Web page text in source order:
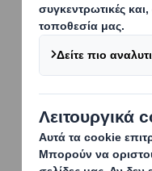
στην
σε όλο